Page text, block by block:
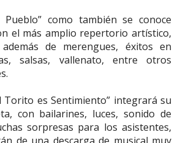
Pueblo” como también se conoce
el más amplio repertorio artístico,
de merengues, éxitos en
salsas, vallenato, entre otros
Torito es Sentimiento” integrará su
con bailarines, luces, sonido de
sorpresas para los asistentes,